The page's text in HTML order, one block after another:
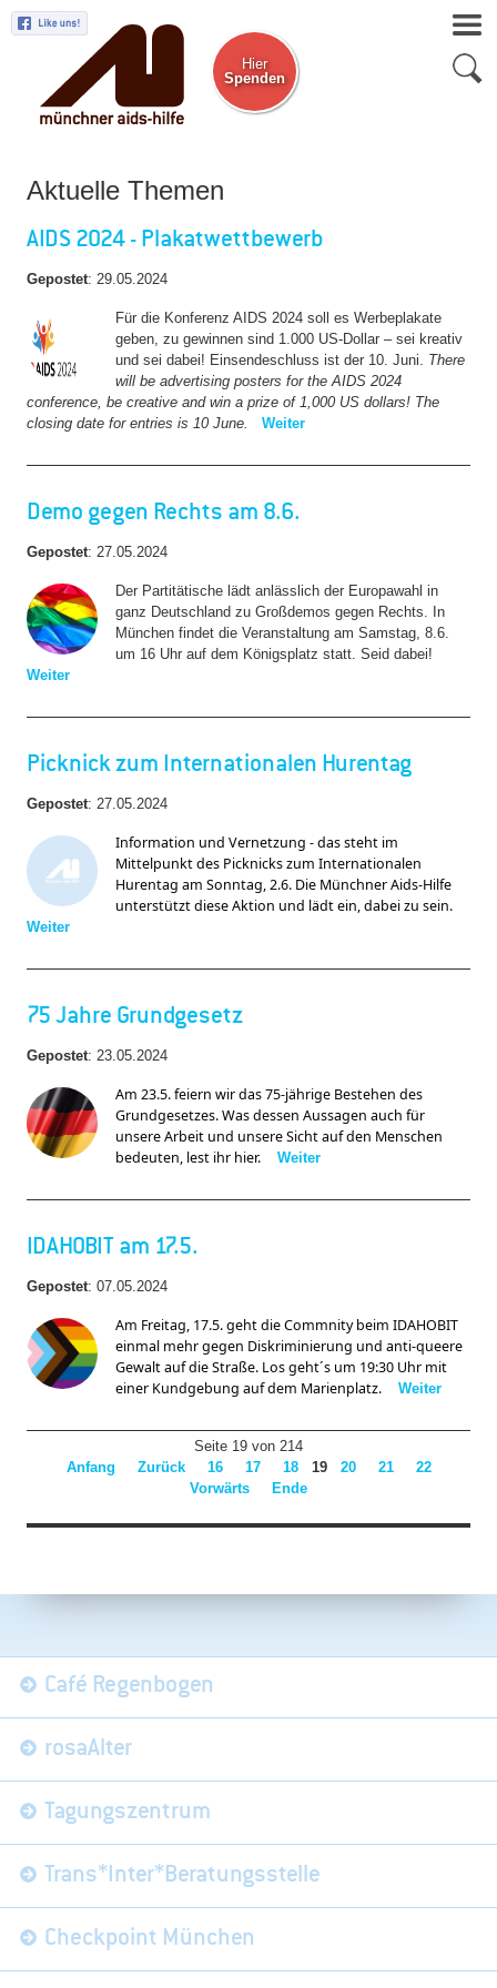
Hier
Spenden
Aktuelle Themen
AIDS 2024 - Plakatwettbewerb
Gepostet: 29.05.2024
Für die Konferenz AIDS 2024 soll es Werbeplakate
geben, zu gewinnen sind 1.000 US-Dollar – sei kreativ
und sei dabei! Einsendeschluss ist der 10. Juni. There
will be advertising posters for the AIDS 2024
conference, be creative and win a prize of 1,000 US dollars! The
closing date for entries is 10 June.
Weiter
Demo gegen Rechts am 8.6.
Gepostet: 27.05.2024
Der Partitätische lädt anlässlich der Europawahl in
ganz Deutschland zu Großdemos gegen Rechts. In
München findet die Veranstaltung am Samstag, 8.6.
um 16 Uhr auf dem Königsplatz statt. Seid dabei!
Weiter
Picknick zum Internationalen Hurentag
Gepostet: 27.05.2024
Information und Vernetzung - das steht im
Mittelpunkt des Picknicks zum Internationalen
Hurentag am Sonntag, 2.6. Die Münchner Aids-Hilfe
Weiter
75 Jahre Grundgesetz
Gepostet: 23.05.2024
Am 23.5. feiern wir das 75-jährige Bestehen des
Grundgesetzes. Was dessen Aussagen auch für
unsere Arbeit und unsere Sicht auf den Menschen
bedeuten, lest ihr hier.
Weiter
IDAHOBIT am 17.5.
Gepostet: 07.05.2024
Am Freitag, 17.5. geht die Commnity beim IDAHOBIT
einmal mehr gegen Diskriminierung und anti-queere
Gewalt auf die Straße. Los geht´s um 19:30 Uhr mit
einer Kundgebung auf dem Marienplatz.
Weiter
Seite 19 von 214
Anfang
Zurück 16 17 18 19 20 21
22
Vorwärts
Ende
überspringenCafé Regenbogen
rosaAlter
Tagungszentrum
Trans*Inter*Beratungsstelle
Checkpoint München